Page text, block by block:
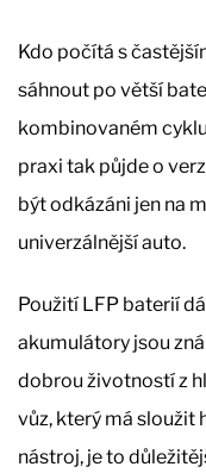
Kdo počítá s
sáhnout po větší
kombinovaném
praxi tak půjde o
být odkázáni jen na
univerzálnější auto.
Použití LFP baterií
akumulátory jsou
dobrou životností z
vůz, který má sloužit
nástroj, je to